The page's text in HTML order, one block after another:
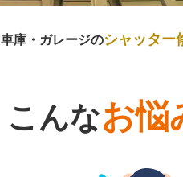
車庫・ガレージのシャッター
こんなお悩